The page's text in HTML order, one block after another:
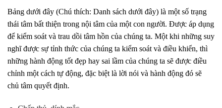
Bảng dưới đây (Chú thích: Danh sách dưới đây) là một số trạng
thái tâm bất thiện trong nội tâm của một con người. Được áp dụng
để kiểm soát và trau dồi tâm hồn của chúng ta. Một khi những suy
nghĩ được sự tỉnh thức của chúng ta kiểm soát và điều khiển, thì
những hành động tốt đẹp hay sai lầm của chúng ta sẽ được điều
chỉnh một cách tự động, đặc biệt là lời nói và hành động đó sẽ
chủ tâm quyết định.